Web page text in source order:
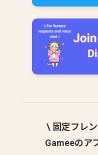
\ 固定フレ
Gameeのア